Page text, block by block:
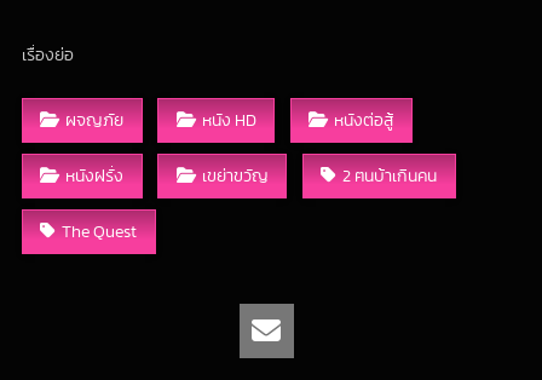
เรื่องย่อ
ผจญภัย หนัง HD หนังต่อสู้
หนังฝรั่ง เขย่าขวัญ 2 ฅนบ้าเกินคน
The Quest